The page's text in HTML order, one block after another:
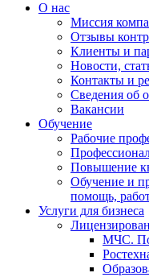
О нас
Миссия
Отзывы
Клиенты и
Новости,
Контакты и
Сведения об
Вакансии
Обучение
Рабочие
Повышение
Обучение и
помощь,
Услуги для бизнеса
МЧС.